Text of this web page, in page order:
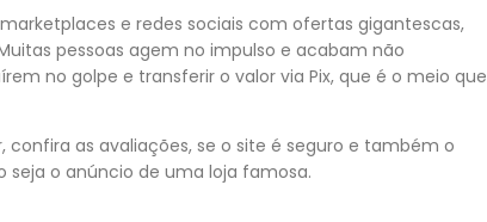
e redes sociais com ofertas gigantescas,
pessoas agem no impulso e acabam não
no golpe e transferir o valor via Pix, que é o meio que
as avaliações, se o site é seguro e também o
seja o anúncio de uma loja famosa.